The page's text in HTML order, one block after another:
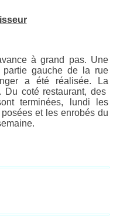
à grand pas. Une
partie gauche de la rue
a été réalisée. La
Du coté restaurant, des
terminées, lundi les
et les enrobés du